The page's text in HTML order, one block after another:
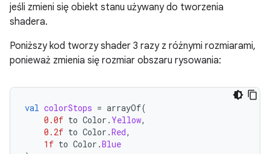
jeśli zmieni się obiekt stanu używany do tworzenia
shadera.
Poniższy kod tworzy shader 3 razy z różnymi rozmiarami,
ponieważ zmienia się rozmiar obszaru rysowania:
val colorStops = arrayOf(
0.0f to Color . Yellow,
0.2f to Color .Red,
1f to Color .Blue